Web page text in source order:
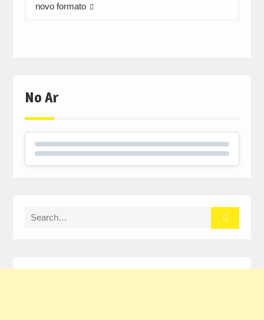
novo formato
No Ar
Search